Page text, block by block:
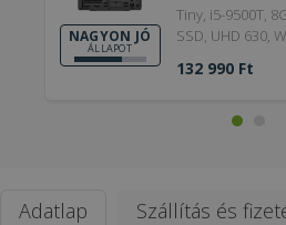
NAGYON JÓ
ÁLLAPOT
Tiny, i5-9500T,
SSD, UHD 630,
132 990 Ft
Adatlap Szállítás és